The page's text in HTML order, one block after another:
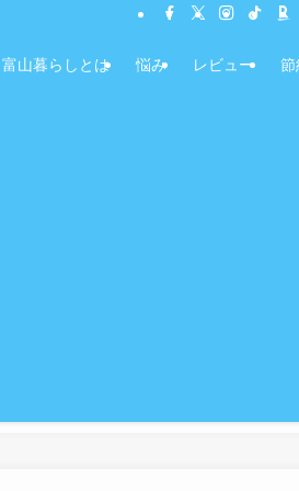
富山暮らしとは 悩み レビュー 節